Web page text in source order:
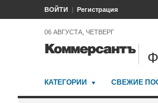
ВОЙТИ Регистрация
06 АВГУСТА, ЧЕТВЕРГ
КАТЕГОРИИ СВЕЖИЕ